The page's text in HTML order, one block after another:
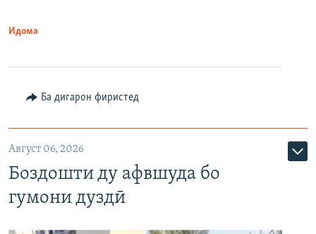
Идома
Ба дигарон фиристед
Август 06, 2026
Боздошти ду афвшуда бо
гумони дуздӣ